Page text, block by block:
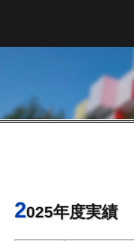
2025年度実績